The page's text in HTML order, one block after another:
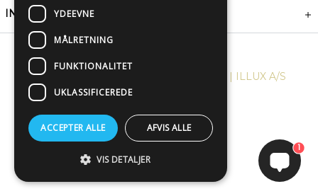
INSPIRATION
COPYRIGHT © 2024, PLAKATWERKET | ILLUX A/S
1
YDEEVNE
MÅLRETNING
FUNKTIONALITET
UKLASSIFICEREDE
ACCEPTER ALLE AFVIS ALLE
VIS DETALJER